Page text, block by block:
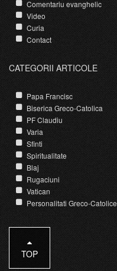
Comentariu evanghelic
Video
Curia
Contact
CATEGORII ARTICOLE
Papa Francisc
Biserica Greco-Catolica
PF Claudiu
Varia
Sfinti
Spiritualitate
Blaj
Rugaciuni
Vatican
Personalitati Greco-Catolice
TOP